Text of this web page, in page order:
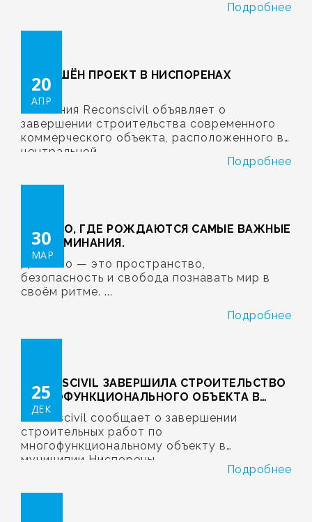
Подробнее
20
АПР
ЗАВЕРШЁН ПРОЕКТ В НИСПОРЕНАХ
Компания Reconscivil объявляет о
завершении строительства современного
коммерческого объекта, расположенного в
центральной ...
Подробнее
30
МАР
… МЕСТО, ГДЕ РОЖДАЮТСЯ САМЫЕ ВАЖНЫЕ
ВОСПОМИНАНИЯ.
Детство — это пространство,
безопасность и свобода познавать мир в
своём ритме. ...
Подробнее
25
ДЕК
RECONSCIVIL ЗАВЕРШИЛА СТРОИТЕЛЬСТВО
МНОГОФУНКЦИОНАЛЬНОГО ОБЪЕКТА В
НИСПОРЕНАХ
Reconscivil сообщает о завершении
строительных работ по
многофункциональному объекту в
муниципии Ниспорены ...
Подробнее